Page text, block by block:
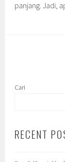
panjang. Jadi,
Cari
RECENT